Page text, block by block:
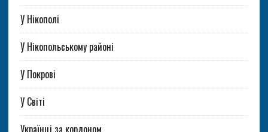
У Нікополі
У Нікопольському районі
У Покрові
У Світі
Українці за кордоном